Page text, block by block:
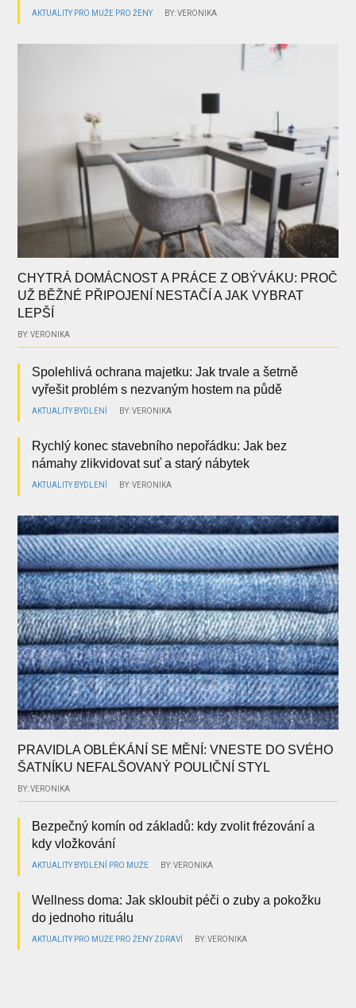
AKTUALITY PRO MUŽE PRO ŽENY BY: VERONIKA
CHYTRÁ DOMÁCNOST A PRÁCE Z OBÝVÁKU: PROČ
UŽ BĚŽNÉ PŘIPOJENÍ NESTAČÍ A JAK VYBRAT
LEPŠÍ
BY: VERONIKA
Spolehlivá ochrana majetku: Jak trvale a šetrně
vyřešit problém s nezvaným hostem na půdě
AKTUALITY BYDLENÍ BY: VERONIKA
Rychlý konec stavebního nepořádku: Jak bez
námahy zlikvidovat suť a starý nábytek
AKTUALITY BYDLENÍ BY: VERONIKA
PRAVIDLA OBLÉKÁNÍ SE MĚNÍ: VNESTE DO SVÉHO
ŠATNÍKU NEFALŠOVANÝ POULIČNÍ STYL
BY: VERONIKA
Bezpečný komín od základů: kdy zvolit frézování a
kdy vložkování
AKTUALITY BYDLENÍ PRO MUŽE BY: VERONIKA
Wellness doma: Jak skloubit péči o zuby a pokožku
do jednoho rituálu
AKTUALITY PRO MUŽE PRO ŽENY ZDRAVÍ BY: VERONIKA